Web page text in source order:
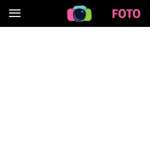
Lafoto.pl